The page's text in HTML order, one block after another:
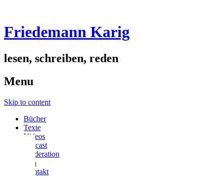
Friedemann Karig
lesen, schreiben, reden
Menu
Skip to content
Bücher
Texte
Videos
podcast
Moderation
Vita
Kontakt